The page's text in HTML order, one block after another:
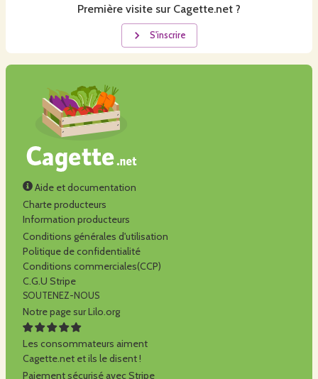
Première visite sur Cagette.net ?
S'inscrire
Aide et documentation
Charte producteurs
Information producteurs
Conditions générales d'utilisation
Politique de confidentialité
Conditions commerciales(CCP)
C.G.U Stripe
SOUTENEZ-NOUS
Notre page sur Lilo.org
Les consommateurs aiment
Cagette.net et ils le disent !
Paiement sécurisé avec Stripe